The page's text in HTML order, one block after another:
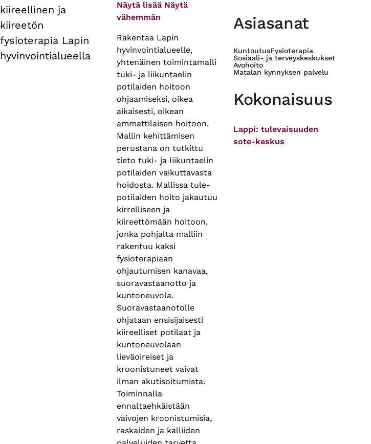
kiireellinen ja
kiireetön
fysioterapia Lapin
hyvinvointialueella
Näytä lisää Näytä
vähemmän
Rakentaa Lapin
hyvinvointialueelle,
yhtenäinen toimintamalli
tuki- ja liikuntaelin
potilaiden hoitoon
ohjaamiseksi, oikea
aikaisesti, oikean
ammattilaisen hoitoon.
Mallin kehittämisen
perustana on tutkittu
tieto tuki- ja liikuntaelin
potilaiden vaikuttavasta
hoidosta. Mallissa tule-
potilaiden hoito jakautuu
kirrelliseen ja
kiireettömään hoitoon,
jonka pohjalta malliin
rakentuu kaksi
fysioterapiaan
ohjautumisen kanavaa,
suoravastaanotto ja
kuntoneuvola.
Suoravastaanotolle
ohjataan ensisijaisesti
kiireelliset potilaat ja
kuntoneuvolaan
lieväoireiset ja
kroonistuneet vaivat
ilman akutisoitumista.
Toiminnalla
ennaltaehkäistään
vaivojen kroonistumisia,
raskaiden ja kalliiden
Asiasanat
KuntoutusFysioterapia
Sosiaali- ja terveyskeskukset
Avohoito
Matalan kynnyksen palvelu
Kokonaisuus
Lappi: tulevaisuuden
sote-keskus